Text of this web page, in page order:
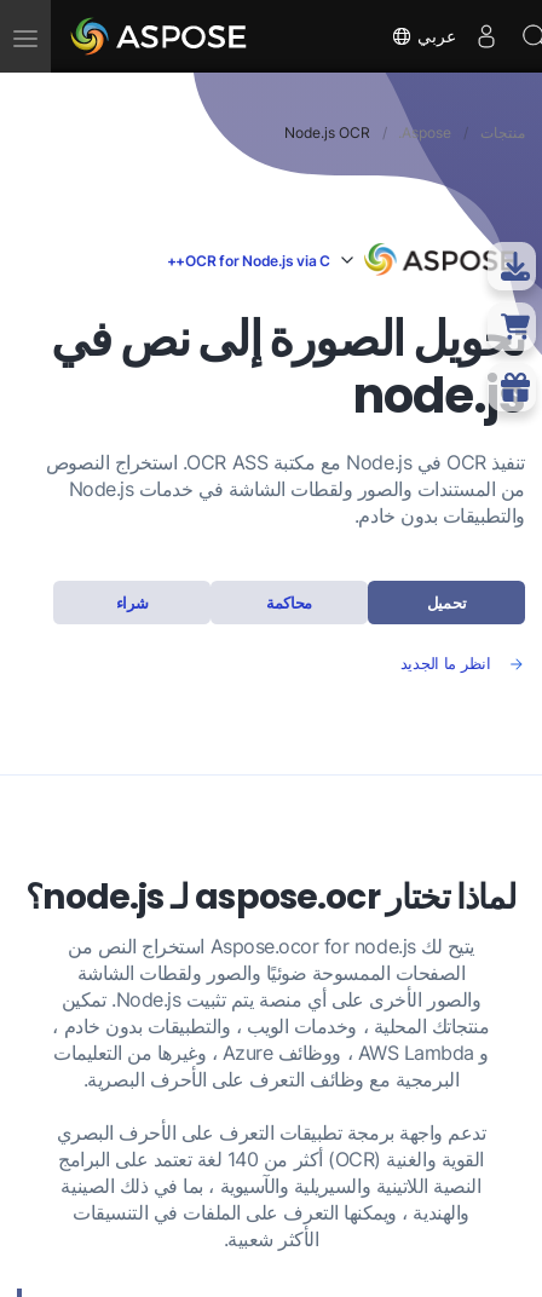
تبديل
التنقل
عربي
منتجات Aspose.
Node.js OCR
OCR for Node.js via C++
تحويل الصورة إلى نص في
node.js
تنفيذ OCR في Node.js مع مكتبة OCR ASS. استخراج النصوص
من المستندات والصور ولقطات الشاشة في خدمات Node.js
والتطبيقات بدون خادم.
تحميل محاكمة شراء
انظر ما الجديد
لماذا تختار aspose.ocr لـ node.js؟
يتيح لك Aspose.ocor for node.js استخراج النص من
الصفحات الممسوحة ضوئيًا والصور ولقطات الشاشة
والصور الأخرى على أي منصة يتم تثبيت Node.js. تمكين
منتجاتك المحلية ، وخدمات الويب ، والتطبيقات بدون خادم ،
و AWS Lambda ، ووظائف Azure ، وغيرها من التعليمات
البرمجية مع وظائف التعرف على الأحرف البصرية.
تدعم واجهة برمجة تطبيقات التعرف على الأحرف البصري
القوية والغنية (OCR) أكثر من 140 لغة تعتمد على البرامج
النصية اللاتينية والسيريلية والآسيوية ، بما في ذلك الصينية
والهندية ، ويمكنها التعرف على الملفات في التنسيقات
الأكثر شعبية.